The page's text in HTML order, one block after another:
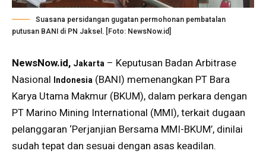
Suasana persidangan gugatan permohonan pembatalan
putusan BANI di PN Jaksel. [Foto: NewsNow.id]
NewsNow.id, Jakarta – Keputusan Badan Arbitrase
Nasional Indonesia (BANI) memenangkan PT Bara
Karya Utama Makmur (BKUM), dalam perkara dengan
PT Marino Mining International (MMI), terkait dugaan
pelanggaran ‘Perjanjian Bersama MMI-BKUM’, dinilai
sudah tepat dan sesuai dengan asas keadilan.